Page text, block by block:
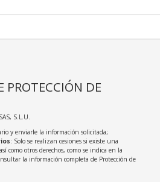
PROTECCIÓN DE
S.L.U.
y enviarle la información solicitada;
: Solo se realizan cesiones si existe una
como otros derechos, como se indica en la
la información completa de Protección de